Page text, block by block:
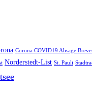
Corona COVID19 Absage
Norderstedt-List St. Pauli